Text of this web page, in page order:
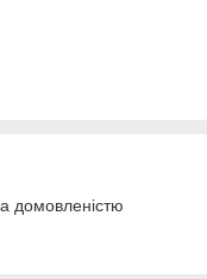
домовленістю